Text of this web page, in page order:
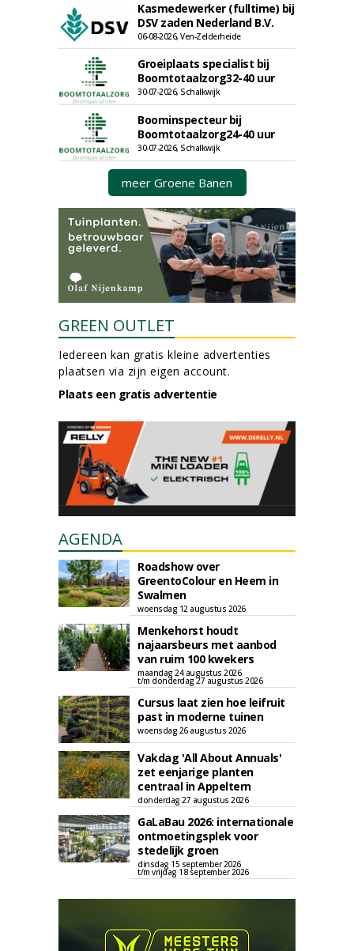
Kasmedewerker (fulltime) bij
DSV zaden Nederland B.V.
06-08-2026, Ven-Zelderheide
Groeiplaats specialist bij
Boomtotaalzorg32-40 uur
30-07-2026, Schalkwijk
Boominspecteur bij
Boomtotaalzorg24-40 uur
30-07-2026, Schalkwijk
meer Groene Banen
GREEN OUTLET
Iedereen kan gratis kleine advertenties
plaatsen via zijn eigen account.
Plaats een gratis advertentie
AGENDA
Roadshow over
GreentoColour en Heem in
Swalmen
woensdag 12 augustus 2026
Menkehorst houdt
najaarsbeurs met aanbod
van ruim 100 kwekers
maandag 24 augustus 2026
t/m donderdag 27 augustus 2026
Cursus laat zien hoe leifruit
past in moderne tuinen
woensdag 26 augustus 2026
Vakdag 'All About Annuals'
zet eenjarige planten
centraal in Appeltern
donderdag 27 augustus 2026
GaLaBau 2026: internationale
ontmoetingsplek voor
stedelijk groen
dinsdag 15 september 2026
t/m vrijdag 18 september 2026